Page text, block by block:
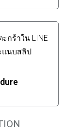
กร้าใน LINE
แนบสลิป